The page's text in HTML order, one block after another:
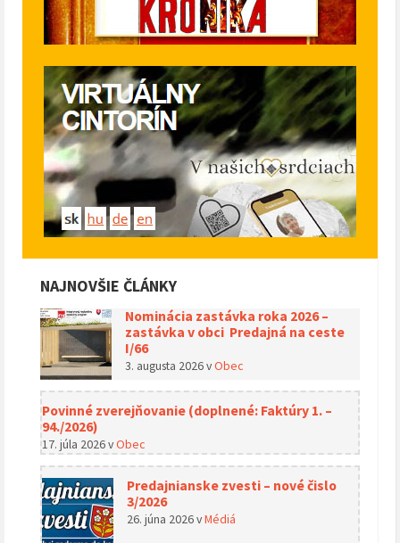
NAJNOVŠIE ČLÁNKY
Nominácia zastávka roka 2026 –
zastávka v obci Predajná na ceste
I/66
3. augusta 2026vObec
Povinné zverejňovanie (doplnené: Faktúry 1. –
94./2026)
17. júla 2026vObec
Predajnianske zvesti – nové čislo
3/2026
26. júna 2026vMédiá